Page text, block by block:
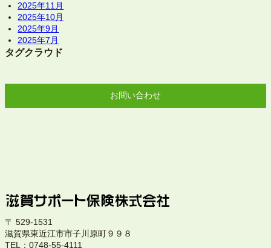
2025年11月
2025年10月
2025年9月
2025年7月
タグクラウド
お問い合わせ
〒 529-1531
滋賀県東近江市市子川原町９９８
TEL：0748-55-4111